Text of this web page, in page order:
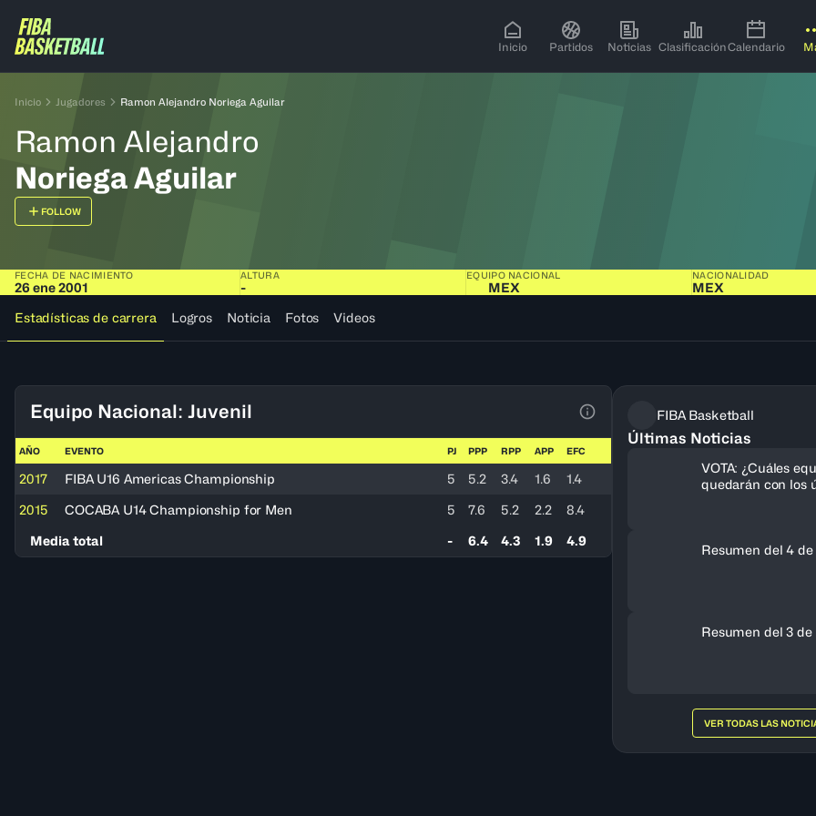
Inicio Partidos Noticias ClasificaciónCalendario
Inicio Jugadores Ramon Alejandro Noriega Aguilar
Ramon Alejandro
Noriega Aguilar
FOLLOW
FECHA DE NACIMIENTO
26 ene 2001
ALTURA
-
EQUIPO NACIONAL
MEX
NACIONALIDAD
MEX
Estadísticas de carrera
Logros Noticia Fotos Videos
Equipo Nacional: Juvenil
Ver la leyenda
AÑO EVENTO PJ PPP RPP APP EFC
2017 FIBA U16 Americas Championship 5 5.2 3.4 1.6
1.4
2015
COCABA U14 Championship for Men 5 7.6 5.2 2.2
8.4
Media total
- 6.4 4.3 1.9 4.9
FIBA Basketball
Últimas Noticias
VOTA: ¿Cuáles
quedarán con los
Resumen del 4 de
Resumen del 3 de
VER TODAS LAS